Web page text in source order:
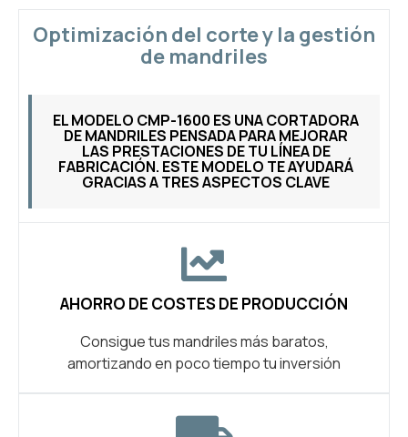
Optimización del corte y la gestión
de mandriles
EL MODELO CMP-1600 ES UNA CORTADORA
DE MANDRILES PENSADA PARA MEJORAR
LAS PRESTACIONES DE TU LÍNEA DE
FABRICACIÓN. ESTE MODELO TE AYUDARÁ
GRACIAS A TRES ASPECTOS CLAVE
AHORRO DE COSTES DE PRODUCCIÓN
Consigue tus mandriles más baratos,
amortizando en poco tiempo tu inversión